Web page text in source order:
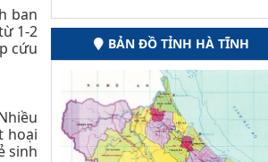
ban
1-2
cứu
hoại
sinh
BẢN ĐỒ TỈNH HÀ TĨNH